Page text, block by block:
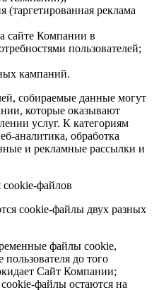
(таргетированная реклама
сайте Компании в
пользователей;
кампаний.
собираемые данные могут
которые оказывают
услуг. К категориям
аналитика, обработка
и рекламные рассылки и
cookie-файлов
cookie-файлы двух разных
файлы cookie,
пользователя до того
Сайт Компании;
файлы остаются на